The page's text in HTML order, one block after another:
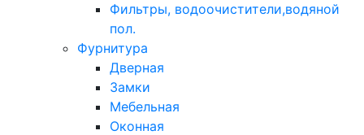
Фильтры, водоочистители,водяной
пол.
Фурнитура
Дверная
Замки
Мебельная
Оконная